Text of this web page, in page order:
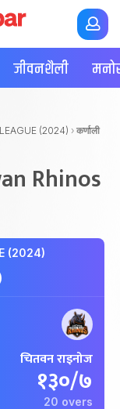
जीवनशैली
(2024) › कर्णाली
Rhinos
(2024)
चितवन राइनोज
१३०/७
20 overs